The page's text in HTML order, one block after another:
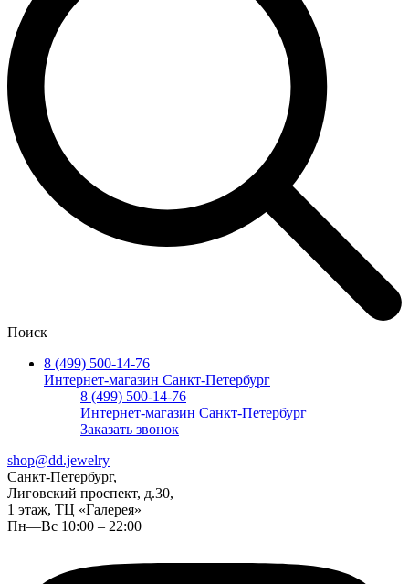
Поиск
8 (499) 500-14-76
Интернет-магазин Санкт-Петербург
8 (499) 500-14-76
Интернет-магазин Санкт-Петербург
Заказать звонок
shop@dd.jewelry
Санкт-Петербург,
Лиговский проспект, д.30,
1 этаж, ТЦ «Галерея»
Пн—Вс 10:00 – 22:00